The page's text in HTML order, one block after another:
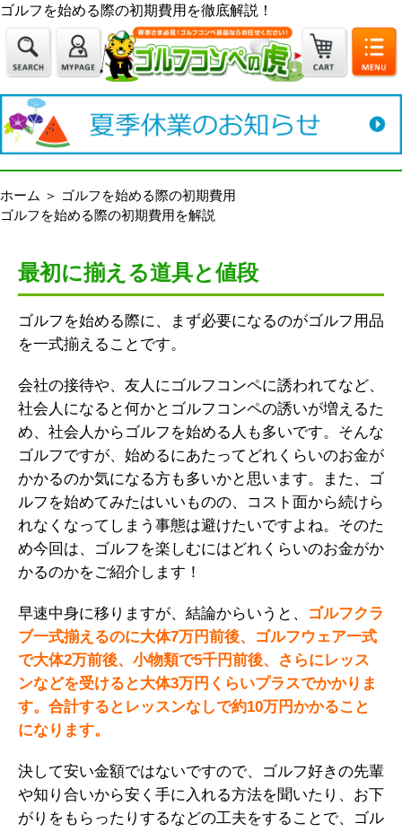
ゴルフを始める際の初期費用を徹底解説！
ホーム ＞ ゴルフを始める際の初期費用
ゴルフを始める際の初期費用を解説
最初に揃える道具と値段
ゴルフを始める際に、まず必要になるのがゴルフ用品
を一式揃えることです。
会社の接待や、友人にゴルフコンペに誘われてなど、
社会人になると何かとゴルフコンペの誘いが増えるた
め、社会人からゴルフを始める人も多いです。そんな
ゴルフですが、始めるにあたってどれくらいのお金が
かかるのか気になる方も多いかと思います。また、ゴ
ルフを始めてみたはいいものの、コスト面から続けら
れなくなってしまう事態は避けたいですよね。そのた
め今回は、ゴルフを楽しむにはどれくらいのお金がか
かるのかをご紹介します！
早速中身に移りますが、結論からいうと、
ゴルフクラ
ブ一式揃えるのに大体7万円前後、ゴルフウェア一式
で大体2万前後、小物類で5千円前後、さらにレッス
ンなどを受けると大体3万円くらいプラスでかかりま
す。合計するとレッスンなしで約10万円かかること
になります。
決して安い金額ではないですので、ゴルフ好きの先輩
や知り合いから安く手に入れる方法を聞いたり、お下
がりをもらったりするなどの工夫をすることで、ゴル